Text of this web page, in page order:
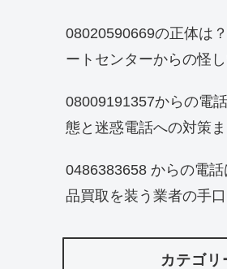
08020590669の正体は
ートセンターからの怪
08009191357からの電
態と迷惑電話への対策
0486383658 からの電
品買取を装う業者の手
カテゴリ